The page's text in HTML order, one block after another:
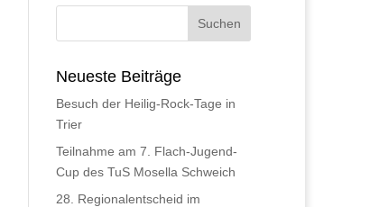
Neueste Beiträge
Besuch der Heilig-Rock-Tage in
Trier
Teilnahme am 7. Flach-Jugend-
Cup des TuS Mosella Schweich
28. Regionalentscheid im